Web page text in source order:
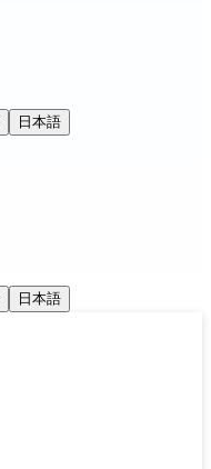
日本語
日本語